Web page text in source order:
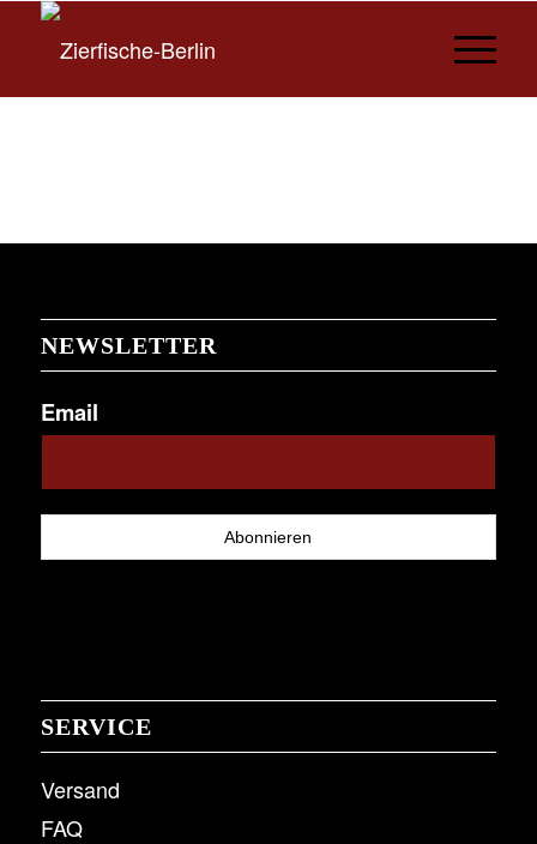
NEWSLETTER
Email
SERVICE
Versand
FAQ